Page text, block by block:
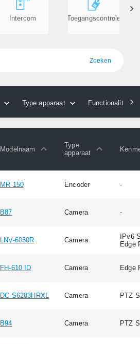
Intercom Toegangscontrole
Zoeken
Type apparaat Functionaliteiten
Modelnaam
Type
apparaat
MR 150 Encoder -
B87 Camera -
LNV-6030R Camera
IPv6
Edge
FH-610 ID Camera Edge
DC-S6283HRXL Camera PTZ
B94 Camera PTZ